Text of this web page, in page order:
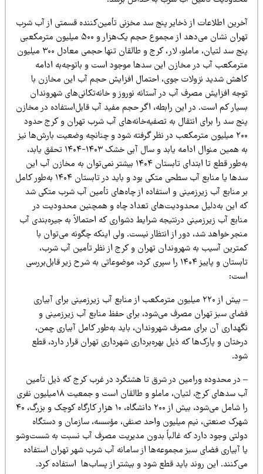
اطلاعات از ذخایر پنج سد مخزنی تأمین‌کننده قسمتی از آب شرب
تهران نشان می‌دهد از مجموع حجم یک‌هزار و ۵۰۰ میلیون مترمکعبی
پنج سد لتیان، ماملو، لار، کرج و طالقان تنها حجمی معادل ۳۰۰ میلیون
آب در مخازن این سدها موجود است و باتوجه‌به ادامه
شدید نزولات جوی، احتمال افزایش حجم آب این مخازن با
افزایش مصرف آب در آستانه نوروز و خانه‌تکانی‌های شهروندان
کم است. در این رابطه، اگر حجم مفید آب قابل‌استفاده در مخازن
سد را برای انتقال به تصفیه‌خانه‌های آب شرب تهران و کرج حدود
۲۰۰ میلیون مترمکعب در نظر گرفته شود و چنانچه وضعیت بارش‌ها نیز
به همین منوال ادامه یابد و سال آبی خشک ۱۴۰۳-۱۴۰۴ تحقق یابد،
به‌طور قطع تا ابتدای تابستان ۱۴۰۴ بیشتر نمی‌توان به مخازن آب این
سدها یا منابع آب سطحی متکی بود و باید در تابستان ۱۴۰۴ به‌طور کامل
منابع آب زیرزمینی و استفاده از چاه‌های تأمین آب شرب متکی شد
این به‌دلیل محدودیت‌های تعداد چاه و همچنین محدودیت در
آب زیرزمینی درنتیجه شرایط دشواری که احتمالاً به جیره‌بندی آب
خواهد شد، دور از انتظار نیست. ولی اینکه چگونه می‌توان با
آسیب به شهروندان تهران و کرج از نظر تأمین آب شرب،
تابستان و پاییز ۱۴۰۴ را سپری کرد، موضوعاتی به شرح زیر قابل‌بررسی
– بیش از ۲۲۰ میلیون مترمکعب از منابع آب زیرزمینی برای آبیاری
سبز تهران مصرف می‌شود، برای حفظ منابع آب زیرزمینی و
آن برای مصرف شهروندان، باید به‌طور کامل آبیاری چمن،
و پارک‌ها که ذیل بهره‌برداری شهرداری تهران قرار دارد، قطع
در محدوده ورامین در شرق تا هشتگرد در غرب کرج که ذیل تأمین
آب سدهای کرج، لتیان، ماملو و طالقان است و جمعیت ۱۸میلیون نفری
را شامل می‌شود، بیش از ۲۰۰ دانشگاه، ۱۰ هزار کارگاه کوچک و بزرگ، ۴۰
صنعتی، نیم میلیون واحد صنفی، مؤسسه، سازمان‌ و دستگاه‌
وجود دارد که غالباً بدون مدیریت مصرف آب نسبت به شست‌وشو
آبیاری فضای سبز مجموعه‌ها از سامانه آب شرب شهر تهران استفاده
این روند باید قطع شود و بیشتر از پساب‌ها استفاده کرد.